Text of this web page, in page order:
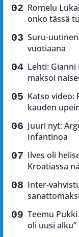
Romelu
onko tässä
Suru-
vuotiaana
Lehti:
maksoi
Katso video:
kauden
Juuri nyt:
Infantinoa
Ilves oli
Kroatiassa
Inter-
Teemu
oli uusi alku”